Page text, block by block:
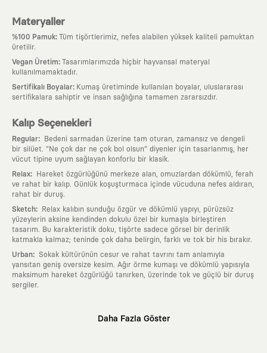
Materyaller
%100 Pamuk: Tüm tişörtlerimiz, nefes alabilen yüksek kaliteli pamuktan
üretilir.
Vegan Üretim: Tasarımlarımızda hiçbir hayvansal materyal
kullanılmamaktadır.
Sertifikalı Boyalar: Kumaş üretiminde kullanılan boyalar, uluslararası
sertifikalara sahiptir ve insan sağlığına tamamen zararsızdır.
Kalıp Seçenekleri
Regular:
Bedeni sarmadan üzerine tam oturan, zamansız ve dengeli
bir silüet. "Ne çok dar ne çok bol olsun" diyenler için tasarlanmış, her
vücut tipine uyum sağlayan konforlu bir klasik.
Relax:
Hareket özgürlüğünü merkeze alan, omuzlardan dökümlü, ferah
ve rahat bir kalıp. Günlük koşuşturmaca içinde vücuduna nefes aldıran,
rahat bir duruş.
Sketch:
Relax kalıbın sunduğu özgür ve dökümlü yapıyı, pürüzsüz
yüzeylerin aksine kendinden dokulu özel bir kumaşla birleştiren
tasarım. Bu karakteristik doku, tişörte sadece görsel bir derinlik
katmakla kalmaz; teninde çok daha belirgin, farklı ve tok bir his bırakır.
Urban: Sokak kültürünün cesur ve rahat tavrını tam anlamıyla
yansıtan geniş oversize kesim. Ağır örme kumaşı ve dökümlü yapısıyla
maksimum hareket özgürlüğü tanırken, üzerinde tok ve güçlü bir duruş
sergiler.
Daha Fazla Göster